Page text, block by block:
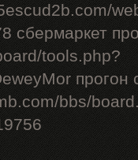
сбермаркет
tools.php?
bbs/